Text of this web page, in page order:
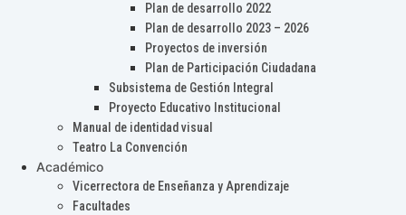
Plan de desarrollo 2022
Plan de desarrollo 2023 – 2026
Proyectos de inversión
Plan de Participación Ciudadana
Subsistema de Gestión Integral
Proyecto Educativo Institucional
Manual de identidad visual
Teatro La Convención
Académico
Vicerrectora de Enseñanza y Aprendizaje
Facultades